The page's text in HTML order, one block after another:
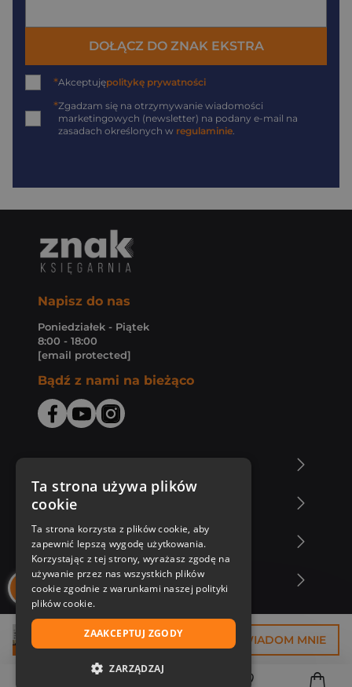
31,50 zł POWIADOM MNIE
DOŁĄCZ DO ZNAK EKSTRA
*Akceptujępolitykę prywatności
*Zgadzam się na otrzymywanie wiadomości
marketingowych (newsletter) na podany e-mail na
zasadach określonych w regulaminie
Napisz do nas
Poniedziałek - Piątek
8:00 - 18:00
[email protected]
Bądź z nami na bieżąco
Zakupy u nas
Nasza oferta
Nasi autorzy
Ta strona używa plików
cookie
Ta strona korzysta z plików cookie, aby
zapewnić lepszą wygodę użytkowania.
Korzystając z tej strony, wyrażasz zgodę na
używanie przez nas wszystkich plików
cookie zgodnie z warunkami naszej polityki
plików cookie.
ZAAKCEPTUJ ZGODY
ZARZĄDZAJ